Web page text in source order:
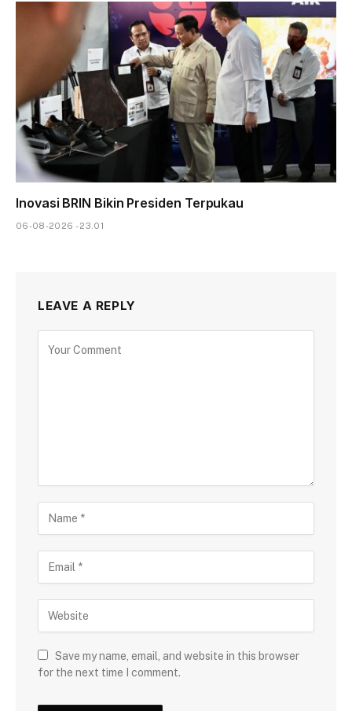
Inovasi BRIN Bikin Presiden Terpukau
06-08-2026 - 23.01
LEAVE A REPLY
Save my name, email, and website in this browser
for the next time I comment.